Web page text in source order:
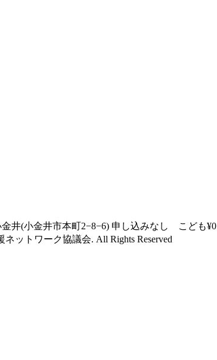
金井(小金井市本町2−8−6) 申し込みなし こども¥0
ネットワーク協議会. All Rights Reserved